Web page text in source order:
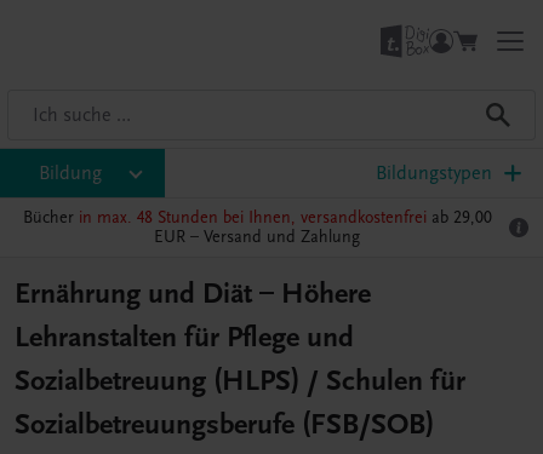
Bildung Bildungstypen
Bücher in max. 48 Stunden bei Ihnen, versandkostenfrei ab 29,00
EUR – Versand und Zahlung
Ernährung und Diät – Höhere
Lehranstalten für Pflege und
Sozialbetreuung (HLPS) / Schulen für
Sozialbetreuungsberufe (FSB/SOB)